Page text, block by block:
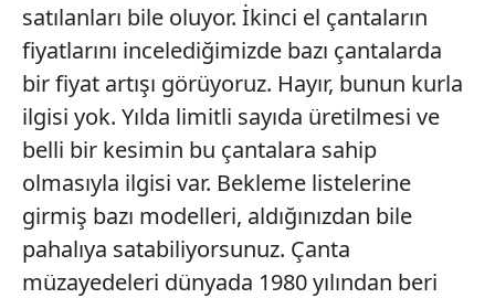
satılanları bile oluyor. İkinci el çantaların
fiyatlarını incelediğimizde bazı çantalarda
bir fiyat artışı görüyoruz. Hayır, bunun kurla
ilgisi yok. Yılda limitli sayıda üretilmesi ve
belli bir kesimin bu çantalara sahip
olmasıyla ilgisi var. Bekleme listelerine
girmiş bazı modelleri, aldığınızdan bile
pahalıya satabiliyorsunuz. Çanta
müzayedeleri dünyada 1980 yılından beri